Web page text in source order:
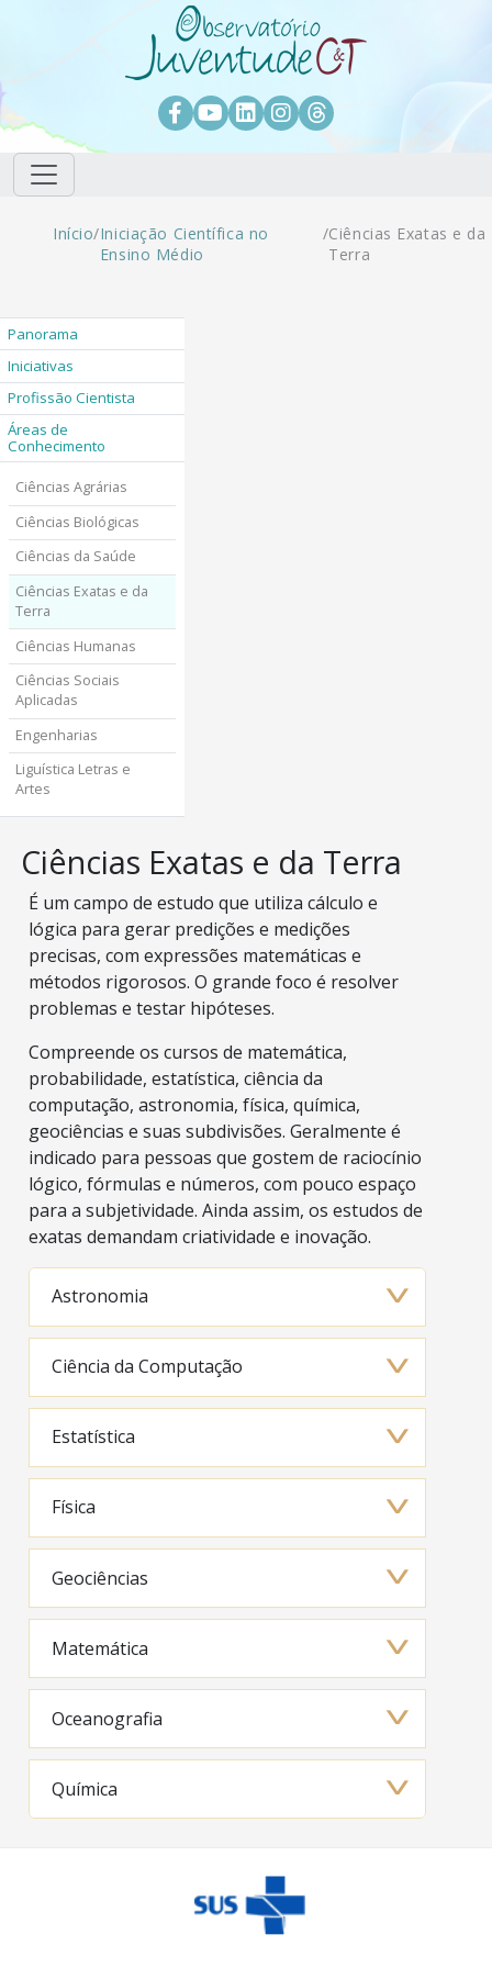
Pular para o conteúdo principal
Facebook
Youtube
LinkedIn
Instagram
Threads
Trilha de navegação
Início/Iniciação Científica no
Ensino Médio
/Ciências Exatas e da
Terra
Panorama
Iniciativas
Profissão Cientista
Áreas de
Conhecimento
Ciências Agrárias
Ciências Biológicas
Ciências da Saúde
Ciências Exatas e da
Terra
Ciências Humanas
Ciências Sociais
Aplicadas
Engenharias
Liguística Letras e
Artes
Ciências Exatas e da Terra
É um campo de estudo que utiliza cálculo e
lógica para gerar predições e medições
precisas, com expressões matemáticas e
métodos rigorosos. O grande foco é resolver
problemas e testar hipóteses.
Compreende os cursos de matemática,
probabilidade, estatística, ciência da
computação, astronomia, física, química,
geociências e suas subdivisões. Geralmente é
indicado para pessoas que gostem de raciocínio
lógico, fórmulas e números, com pouco espaço
para a subjetividade. Ainda assim, os estudos de
exatas demandam criatividade e inovação.
Astronomia
Ciência da Computação
Estatística
Física
Geociências
Matemática
Oceanografia
Química